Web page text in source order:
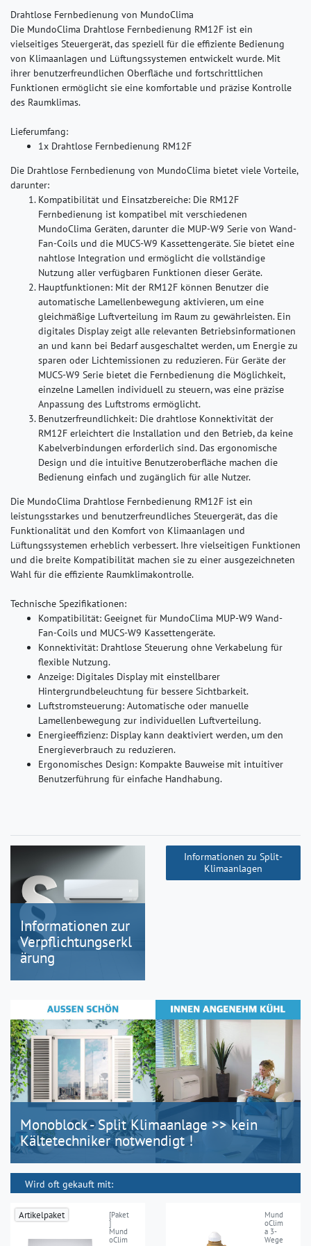
Drahtlose Fernbedienung von MundoClima
Die MundoClima Drahtlose Fernbedienung RM12F ist ein
vielseitiges Steuergerät, das speziell für die effiziente Bedienung
von Klimaanlagen und Lüftungssystemen entwickelt wurde. Mit
ihrer benutzerfreundlichen Oberfläche und fortschrittlichen
Funktionen ermöglicht sie eine komfortable und präzise Kontrolle
des Raumklimas.
Lieferumfang:
1x Drahtlose Fernbedienung RM12F
Die Drahtlose Fernbedienung von MundoClima bietet viele Vorteile,
darunter:
Kompatibilität und Einsatzbereiche: Die RM12F
Fernbedienung ist kompatibel mit verschiedenen
MundoClima Geräten, darunter die MUP-W9 Serie von Wand-
Fan-Coils und die MUCS-W9 Kassettengeräte. Sie bietet eine
nahtlose Integration und ermöglicht die vollständige
Nutzung aller verfügbaren Funktionen dieser Geräte.
Hauptfunktionen: Mit der RM12F können Benutzer die
automatische Lamellenbewegung aktivieren, um eine
gleichmäßige Luftverteilung im Raum zu gewährleisten. Ein
digitales Display zeigt alle relevanten Betriebsinformationen
an und kann bei Bedarf ausgeschaltet werden, um Energie zu
sparen oder Lichtemissionen zu reduzieren. Für Geräte der
MUCS-W9 Serie bietet die Fernbedienung die Möglichkeit,
einzelne Lamellen individuell zu steuern, was eine präzise
Anpassung des Luftstroms ermöglicht.
Benutzerfreundlichkeit: Die drahtlose Konnektivität der
RM12F erleichtert die Installation und den Betrieb, da keine
Kabelverbindungen erforderlich sind. Das ergonomische
Design und die intuitive Benutzeroberfläche machen die
Bedienung einfach und zugänglich für alle Nutzer.
Die MundoClima Drahtlose Fernbedienung RM12F ist ein
leistungsstarkes und benutzerfreundliches Steuergerät, das die
Funktionalität und den Komfort von Klimaanlagen und
Lüftungssystemen erheblich verbessert. Ihre vielseitigen Funktionen
und die breite Kompatibilität machen sie zu einer ausgezeichneten
Wahl für die effiziente Raumklimakontrolle.
Technische Spezifikationen:
Kompatibilität: Geeignet für MundoClima MUP-W9 Wand-
Fan-Coils und MUCS-W9 Kassettengeräte.
Konnektivität: Drahtlose Steuerung ohne Verkabelung für
flexible Nutzung.
Anzeige: Digitales Display mit einstellbarer
Hintergrundbeleuchtung für bessere Sichtbarkeit.
Luftstromsteuerung: Automatische oder manuelle
Lamellenbewegung zur individuellen Luftverteilung.
Energieeffizienz: Display kann deaktiviert werden, um den
Energieverbrauch zu reduzieren.
Ergonomisches Design: Kompakte Bauweise mit intuitiver
Benutzerführung für einfache Handhabung.
Informationen zur
Verpflichtungserkl
ärung
Informationen zu Split-
Klimaanlagen
Monoblock - Split Klimaanlage >> kein
Kältetechniker notwendigt !
Wird oft gekauft mit:
Artikelpaket
[Paket
]
Mund
oClim
Mund
oClim
a 3-
Wege